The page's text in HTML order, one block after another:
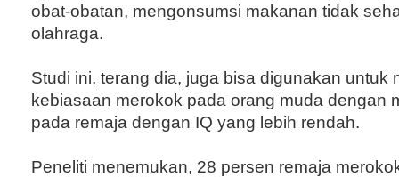
obat-obatan, mengonsumsi makanan tidak
olahraga.
Studi ini, terang dia, juga bisa digunakan untuk
kebiasaan merokok pada orang muda dengan
pada remaja dengan IQ yang lebih rendah.
Peneliti menemukan, 28 persen remaja